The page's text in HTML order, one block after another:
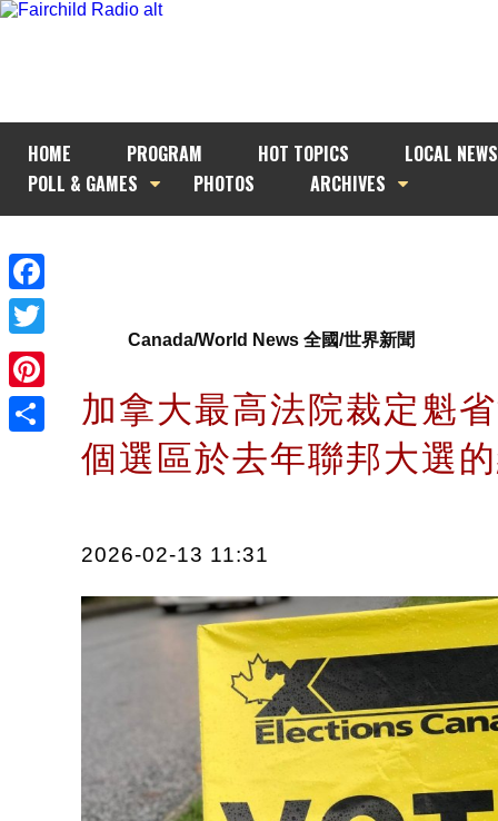
HOME PROGRAM HOT TOPICS
LOCAL NEWS
POLL & GAMES
PHOTOS ARCHIVES
Facebook
Twitter
Pinterest
Canada/World News 全國/世界新聞
加拿大最高法院裁定魁
個選區於去年聯邦大選
2026-02-13 11:31